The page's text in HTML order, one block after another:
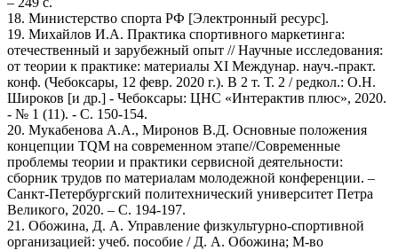
18. Министерство спорта РФ [Электронный ресурс].
19. Михайлов И.А. Практика спортивного маркетинга:
отечественный и зарубежный опыт // Научные исследования:
от теории к практике: материалы XI Междунар. науч.-практ.
конф. (Чебоксары, 12 февр. 2020 г.). В 2 т. Т. 2 / редкол.: О.Н.
Широков [и др.] - Чебоксары: ЦНС «Интерактив плюс», 2020.
- № 1 (11). - С. 150-154.
20. Мукабенова А.А., Миронов В.Д. Основные положения
концепции TQM на современном этапе//Современные
проблемы теории и практики сервисной деятельности:
сборник трудов по материалам молодежной конференции. –
Санкт-Петербургский политехнический университет Петра
Великого, 2020. – С. 194-197.
21. Обожина, Д. А. Управление физкультурно-спортивной
организацией: учеб. пособие / Д. А. Обожина; М-во